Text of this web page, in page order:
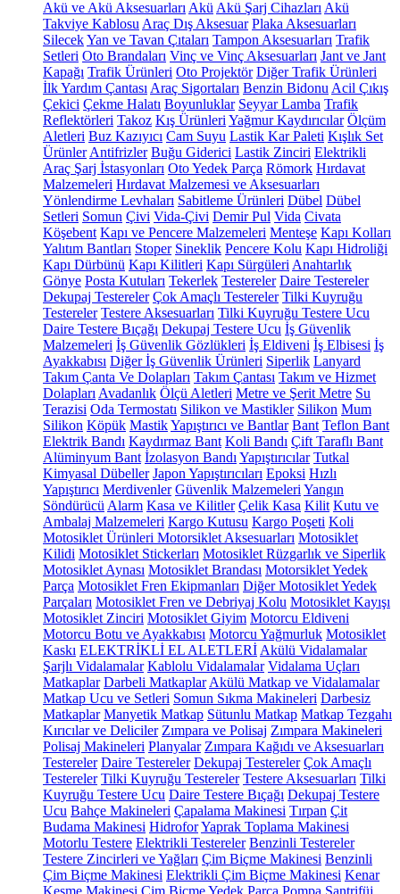
Akü ve Akü Aksesuarları Akü Akü Şarj Cihazları Akü
Takviye Kablosu Araç Dış Aksesuar Plaka Aksesuarları
SilecekYan ve Tavan Çıtaları Tampon Aksesuarları Trafik
Setleri Oto Brandaları Vinç ve Vinç Aksesuarları Jant ve Jant
Kapağı Trafik Ürünleri Oto Projektör Diğer Trafik Ürünleri
İlk Yardım Çantası Araç Sigortaları Benzin Bidonu Acil Çıkış
Çekici Çekme Halatı Boyunluklar Seyyar Lamba Trafik
Reflektörleri Takoz Kış Ürünleri Yağmur Kaydırıcılar Ölçüm
Aletleri Buz Kazıyıcı Cam Suyu Lastik Kar Paleti Kışlık Set
Ürünler Antifrizler Buğu Giderici Lastik Zinciri Elektrikli
Araç Şarj İstasyonları Oto Yedek Parça Römork Hırdavat
Malzemeleri Hırdavat Malzemesi ve Aksesuarları
Yönlendirme Levhaları Sabitleme Ürünleri Dübel Dübel
Setleri Somun Çivi Vida-Çivi Demir Pul Vida Civata
Köşebent Kapı ve Pencere Malzemeleri Menteşe Kapı Kolları
Yalıtım Bantları Stoper Sineklik Pencere Kolu Kapı Hidroliği
Kapı Dürbünü Kapı Kilitleri Kapı Sürgüleri Anahtarlık
Gönye Posta Kutuları Tekerlek Testereler Daire Testereler
Dekupaj Testereler Çok Amaçlı Testereler Tilki Kuyruğu
Testereler Testere Aksesuarları Tilki Kuyruğu Testere Ucu
Daire Testere Bıçağı Dekupaj Testere Ucu İş Güvenlik
Malzemeleri İş Güvenlik Gözlükleri İş Eldiveni İş Elbisesi İş
Ayakkabısı Diğer İş Güvenlik Ürünleri Siperlik Lanyard
Takım Çanta Ve Dolapları Takım Çantası Takım ve Hizmet
Dolapları Avadanlık Ölçü Aletleri Metre ve Şerit Metre Su
Terazisi Oda Termostatı Silikon ve Mastikler Silikon Mum
Silikon Köpük MastikYapıştırıcı ve Bantlar Bant Teflon Bant
Elektrik Bandı Kaydırmaz Bant Koli Bandı Çift Taraflı Bant
Alüminyum Bant İzolasyon Bandı Yapıştırıcılar Tutkal
Kimyasal Dübeller Japon Yapıştırıcıları Epoksi Hızlı
Yapıştırıcı Merdivenler Güvenlik Malzemeleri Yangın
Söndürücü Alarm Kasa ve Kilitler Çelik Kasa Kilit Kutu ve
Ambalaj Malzemeleri Kargo Kutusu Kargo Poşeti Koli
Motosiklet Ürünleri Motorsiklet Aksesuarları Motosiklet
Kilidi Motosiklet Stickerları Motosiklet Rüzgarlık ve Siperlik
Motosiklet Aynası Motosiklet Brandası Motorsiklet Yedek
Parça Motosiklet Fren Ekipmanları Diğer Motosiklet Yedek
Parçaları Motosiklet Fren ve Debriyaj Kolu Motosiklet Kayışı
Motosiklet Zinciri Motosiklet Giyim Motorcu Eldiveni
Motorcu Botu ve Ayakkabısı Motorcu Yağmurluk Motosiklet
Kaskı ELEKTRİKLİ EL ALETLERİ Akülü Vidalamalar
Şarjlı Vidalamalar Kablolu Vidalamalar Vidalama Uçları
Matkaplar Darbeli Matkaplar Akülü Matkap ve Vidalamalar
Matkap Ucu ve Setleri Somun Sıkma Makineleri Darbesiz
Matkaplar Manyetik Matkap Sütunlu Matkap Matkap Tezgahı
Kırıcılar ve Deliciler Zımpara ve Polisaj Zımpara Makineleri
Polisaj Makineleri Planyalar Zımpara Kağıdı ve Aksesuarları
Testereler Daire Testereler Dekupaj Testereler Çok Amaçlı
Testereler Tilki Kuyruğu Testereler Testere Aksesuarları Tilki
Kuyruğu Testere Ucu Daire Testere Bıçağı Dekupaj Testere
Ucu Bahçe Makineleri Çapalama Makinesi Tırpan Çit
Budama Makinesi HidroforYaprak Toplama Makinesi
Motorlu Testere Elektrikli Testereler Benzinli Testereler
Testere Zincirleri ve Yağları Çim Biçme Makinesi Benzinli
Çim Biçme Makinesi Elektrikli Çim Biçme Makinesi Kenar
Kesme Makinesi Çim Biçme Yedek Parça Pompa Santrifüj